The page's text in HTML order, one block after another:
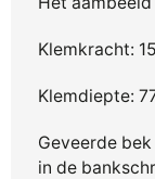
Klemkracht:
Klemdiepte:
Geveerde
in de